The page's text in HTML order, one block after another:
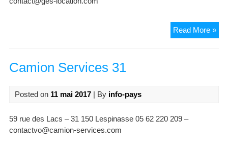
Read More »
Camion Services 31
Posted on 11 mai 2017| By info-pays
59 rue des Lacs – 31 150 Lespinasse 05 62 220 209 –
contactvo@camion-services.com